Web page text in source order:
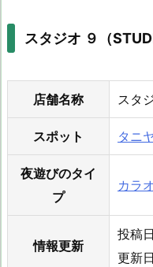
スタジオ ９（
店舗名称 スタ
スポット タニ
夜遊びのタイ
プ
カラ
情報更新
投稿
更新